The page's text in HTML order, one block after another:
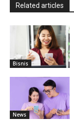
Related articles
Bisnis
News